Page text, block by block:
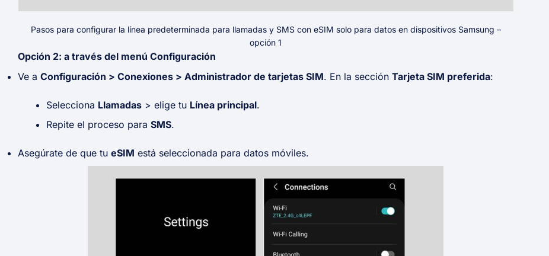
Pasos para configurar la línea predeterminada para llamadas y SMS con eSIM solo para datos en dispositivos Samsung –
opción 1
Opción 2: a través del menú Configuración
Ve aConfiguración > Conexiones > Administrador de tarjetas SIM. En la secciónTarjeta SIM preferida:
Selecciona Llamadas > elige tu Línea principal.
Repite el proceso paraSMS.
Asegúrate de que tueSIM está seleccionada para datos móviles.